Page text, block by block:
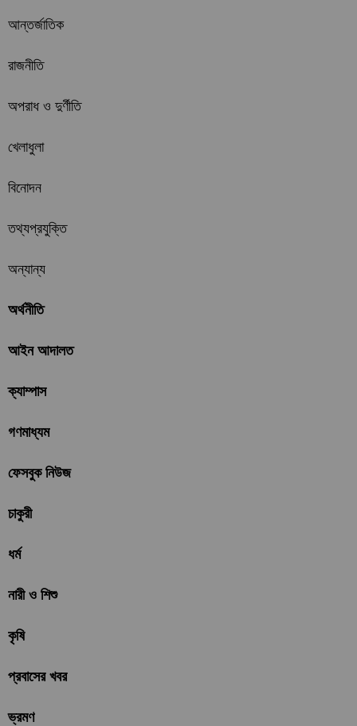
আন্তর্জাতিক
রাজনীতি
অপরাধ ও দুর্ণীতি
খেলাধুলা
বিনোদন
তথ্যপ্রযুক্তি
অন্যান্য
অর্থনীতি
আইন আদালত
ক্যাম্পাস
গণমাধ্যম
ফেসবুক নিউজ
চাকুরী
ধর্ম
নারী ও শিশু
কৃষি
প্রবাসের খবর
ভ্রমণ